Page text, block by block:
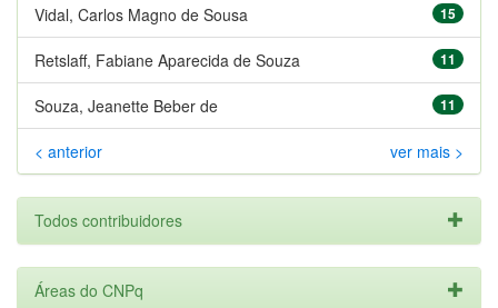
15
Vidal, Carlos Magno de Sousa
11
Retslaff, Fabiane Aparecida de Souza
11
Souza, Jeanette Beber de
< anterior ver mais >
Todos contribuidores
Áreas do CNPq